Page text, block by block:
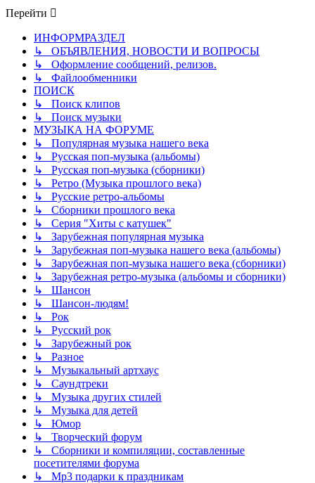
Перейти
ИНФОРМРАЗДЕЛ
↳ ОБЪЯВЛЕНИЯ, НОВОСТИ И ВОПРОСЫ
↳ Оформление сообщений, релизов.
↳ Файлообменники
ПОИСК
↳ Поиск клипов
↳ Поиск музыки
МУЗЫКА НА ФОРУМЕ
↳ Популярная музыка нашего века
↳ Русская поп-музыка (альбомы)
↳ Русская поп-музыка (сборники)
↳ Ретро (Музыка прошлого века)
↳ Русские ретро-альбомы
↳ Сборники прошлого века
↳ Серия "Хиты с катушек"
↳ Зарубежная популярная музыка
↳ Зарубежная поп-музыка нашего века (альбомы)
↳ Зарубежная поп-музыка нашего века (сборники)
↳ Зарубежная ретро-музыка (альбомы и сборники)
↳ Шансон
↳ Шансон-людям!
↳ Рок
↳ Русский рок
↳ Зарубежный рок
↳ Разное
↳ Музыкальный артхаус
↳ Саундтреки
↳ Музыка других стилей
↳ Музыка для детей
↳ Юмор
↳ Творческий форум
↳ Сборники и компиляции, составленные
посетителями форума
↳ Mp3 подарки к праздникам